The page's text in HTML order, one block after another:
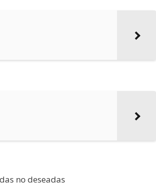
no deseadas